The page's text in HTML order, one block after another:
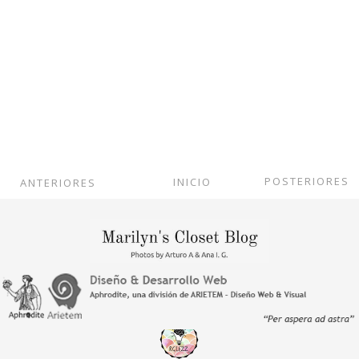
POSTERIORES
INICIO
ANTERIORES